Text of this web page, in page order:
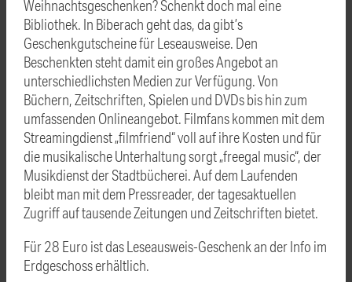
Weihnachtsgeschenken? Schenkt doch mal eine
Bibliothek. In Biberach geht das, da gibt’s
Geschenkgutscheine für Leseausweise. Den
Beschenkten steht damit ein großes Angebot an
unterschiedlichsten Medien zur Verfügung. Von
Büchern, Zeitschriften, Spielen und DVDs bis hin zum
umfassenden Onlineangebot. Filmfans kommen mit dem
Streamingdienst „filmfriend“ voll auf ihre Kosten und für
die musikalische Unterhaltung sorgt „freegal music“, der
Musikdienst der Stadtbücherei. Auf dem Laufenden
bleibt man mit dem Pressreader, der tagesaktuellen
Zugriff auf tausende Zeitungen und Zeitschriften bietet.
Für 28 Euro ist das Leseausweis-Geschenk an der Info im
Erdgeschoss erhältlich.